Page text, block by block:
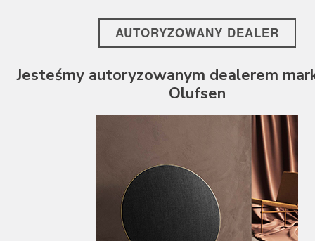
Epson
Erzetich
AUTORYZOWANY DEALER
Jesteśmy autoryzowanym dealerem
Olufsen